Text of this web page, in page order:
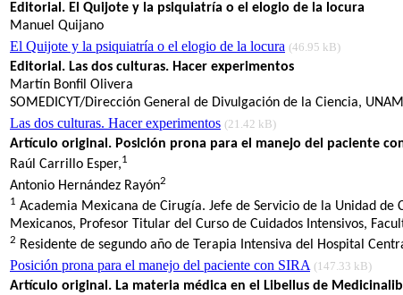
Editorial. El Quijote y la psiquiatría o el elogio de la locura
Manuel Quijano
El Quijote y la psiquiatría o el elogio de la locura (46.95 kB)
Editorial. Las dos culturas. Hacer experimentos
Martín Bonfil Olivera
SOMEDICYT/Dirección General de Divulgación de la Ciencia, UNAM
Las dos culturas. Hacer experimentos (21.42 kB)
Artículo original. Posición prona para el manejo del paciente
Raúl Carrillo Esper,1
Antonio Hernández Rayón2
1 Academia Mexicana de Cirugía. Jefe de Servicio de la Unidad
Mexicanos, Profesor Titular del Curso de Cuidados Intensivos,
2 Residente de segundo año de Terapia Intensiva del Hospital
Posición prona para el manejo del paciente con SIRA (147.33 kB)
Artículo original. La materia médica en el Libellus de